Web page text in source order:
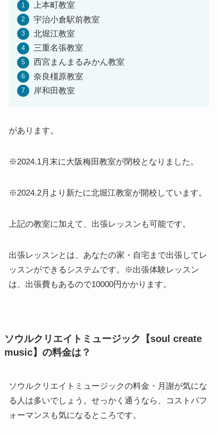
上本町教室
宇治小倉駅前教室
北堀江教室
三重名張教室
西宮まんまるみかん教室
奈良橿原教室
岸和田教室
があります。
※2024.1月末に大阪梅田教室が閉校となりました。
※2024.2月より新たに北堀江教室が開校しています。
上記の教室に加えて、出張レッスンも可能です。
出張レッスンとは、あなたの家・自宅まで出張してレ
ッスンができるシステムです。※出張体験レッスン
は、出張費もあるので10000円かかります。
ソウルクリエイトミュージック【soul create
music】の料金は？
ソウルクリエイトミュージックの料金・月謝が気にな
る人は多いでしょう。せっかく通うなら、コストパフ
ォーマンスも気になるところです。